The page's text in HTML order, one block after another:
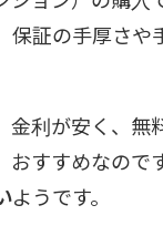
保証の手厚さや
金利が安く、無
すすめなので
ようです。